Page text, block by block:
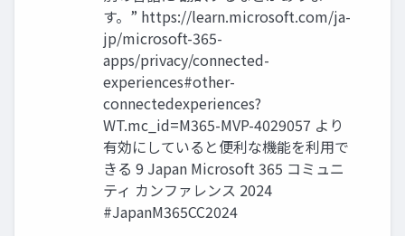
す。” https://learn.microsoft.com/ja-
jp/microsoft-365-
apps/privacy/connected-
experiences#other-
connectedexperiences?
WT.mc_id=M365-MVP-4029057 より
有効にしていると便利な機能を利用で
きる 9 Japan Microsoft 365 コミュニ
ティ カンファレンス 2024
#JapanM365CC2024